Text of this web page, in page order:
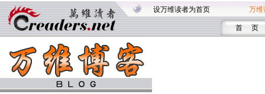
设万维读者为首页 万维
首 页